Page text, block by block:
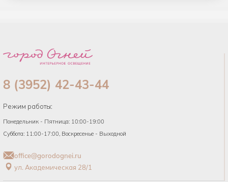
8 (3952) 42-43-44
Режим работы:
Понедельник - Пятница: 10:00-19:00
Суббота: 11:00-17:00, Воскресенье - Выходной
office@gorodognei.ru
ул. Академическая 28/1